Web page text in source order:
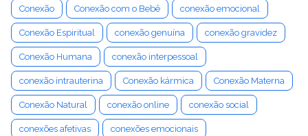
Conexão Conexão com o Bebê conexão emocional
Conexão Espiritual conexão genuína conexão gravidez
Conexão Humana conexão interpessoal
conexão intrauterina Conexão kármica Conexão Materna
Conexão Natural conexão online conexão social
conexões afetivas conexões emocionais